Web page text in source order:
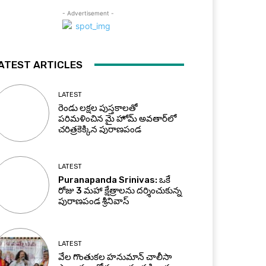
- Advertisement -
ARTICLES
LATEST
రెండు లక్షల పుస్తకాలతో
పరిమళించిన మై హోమ్ అవతార్‌లో
చరిత్రకెక్కిన పురాణపండ
LATEST
Puranapanda Srinivas: ఒకే
రోజు 3 మహా క్షేత్రాలను దర్శించుకున్న
పురాణపండ శ్రీనివాస్
LATEST
వేల గొంతుకల హనుమాన్ చాలీసా